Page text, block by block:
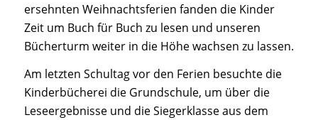
ersehnten Weihnachtsferien fanden die Kinder
Zeit um Buch für Buch zu lesen und unseren
Bücherturm weiter in die Höhe wachsen zu lassen.
Am letzten Schultag vor den Ferien besuchte die
Kinderbücherei die Grundschule, um über die
Leseergebnisse und die Siegerklasse aus dem